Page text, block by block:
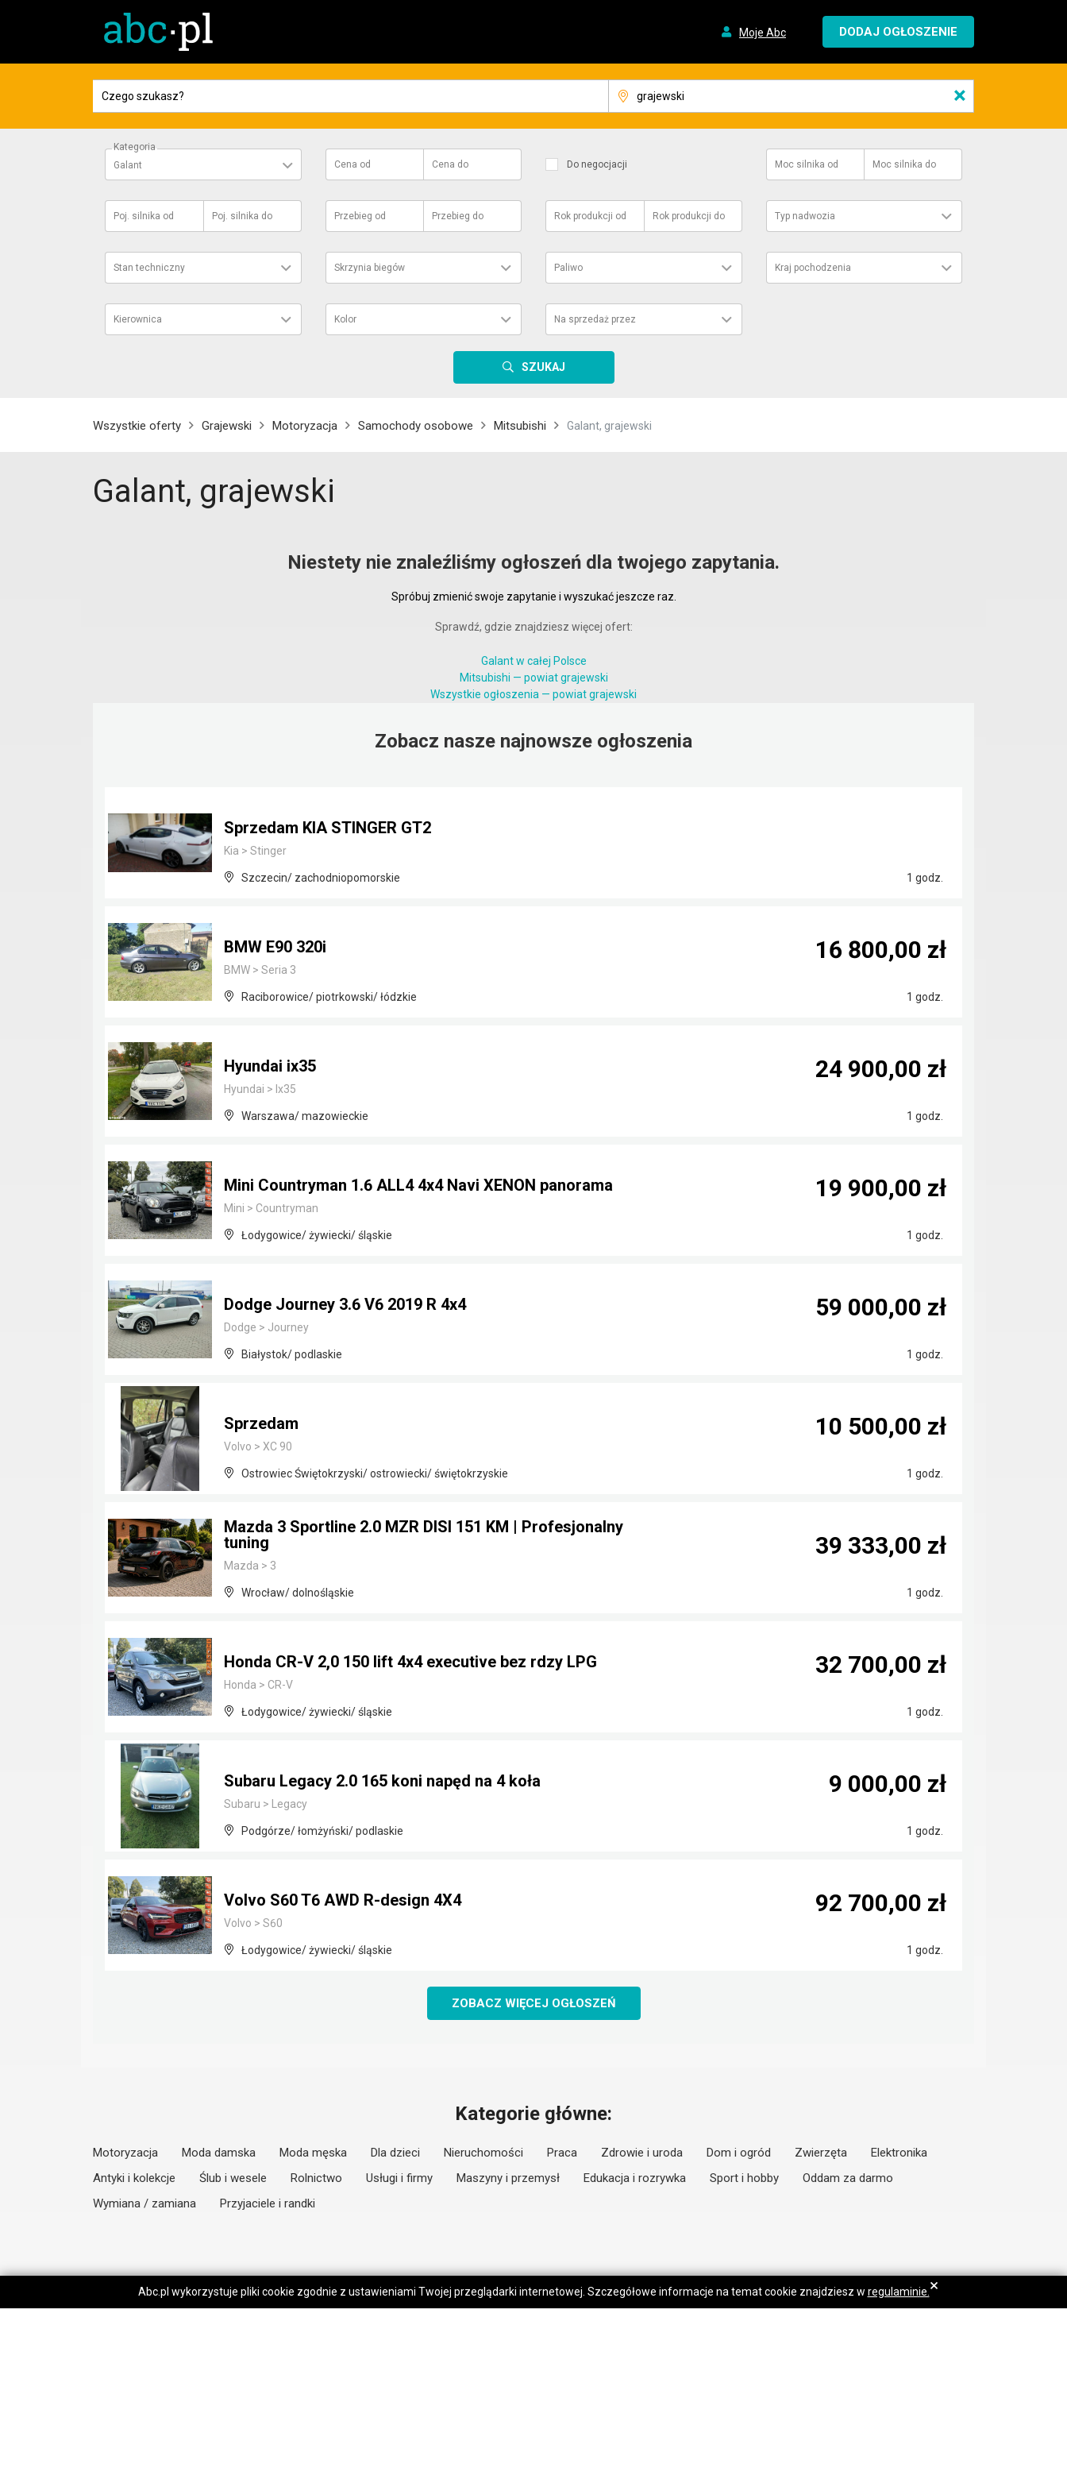
Moje Abc DODAJ OGŁOSZENIE
×
Kategoria
Galant
Cena od Cena do Do negocjacji Moc silnika od Moc silnika do
Poj. silnika od Poj. silnika do Przebieg od Przebieg do Rok produkcji od Rok produkcji do Typ nadwozia
Stan techniczny Skrzynia biegów Paliwo Kraj pochodzenia
Kierownica Kolor Na sprzedaż przez
SZUKAJ
Wszystkie oferty Grajewski Motoryzacja Samochody osobowe Mitsubishi Galant, grajewski
Galant, grajewski
Niestety nie znaleźliśmy ogłoszeń dla twojego zapytania.
Spróbuj zmienić swoje zapytanie i wyszukać jeszcze raz.
Sprawdź, gdzie znajdziesz więcej ofert:
Galant w całej Polsce
Mitsubishi — powiat grajewski
Wszystkie ogłoszenia — powiat grajewski
Zobacz nasze najnowsze ogłoszenia
Sprzedam KIA STINGER GT2
Kia > Stinger
Szczecin/ zachodniopomorskie 1 godz.
BMW E90 320i
BMW > Seria 3
Raciborowice/ piotrkowski/ łódzkie 1 godz.
16 800,00 zł
Hyundai ix35
Hyundai > Ix35
Warszawa/ mazowieckie 1 godz.
24 900,00 zł
Mini Countryman 1.6 ALL4 4x4 Navi XENON panorama
Mini > Countryman
Łodygowice/ żywiecki/ śląskie 1 godz.
19 900,00 zł
Dodge Journey 3.6 V6 2019 R 4x4
Dodge > Journey
Białystok/ podlaskie 1 godz.
59 000,00 zł
Sprzedam
Volvo > XC 90
Ostrowiec Świętokrzyski/ ostrowiecki/ świętokrzyskie 1 godz.
10 500,00 zł
Mazda 3 Sportline 2.0 MZR DISI 151 KM | Profesjonalny
tuning
Mazda > 3
Wrocław/ dolnośląskie 1 godz.
39 333,00 zł
Honda CR-V 2,0 150 lift 4x4 executive bez rdzy LPG
Honda > CR-V
Łodygowice/ żywiecki/ śląskie 1 godz.
32 700,00 zł
Subaru Legacy 2.0 165 koni napęd na 4 koła
Subaru > Legacy
Podgórze/ łomżyński/ podlaskie 1 godz.
9 000,00 zł
Volvo S60 T6 AWD R-design 4X4
Volvo > S60
Łodygowice/ żywiecki/ śląskie 1 godz.
92 700,00 zł
ZOBACZ WIĘCEJ OGŁOSZEŃ
Kategorie główne:
Motoryzacja Moda damska Moda męska Dla dzieci Nieruchomości Praca Zdrowie i uroda Dom i ogród Zwierzęta
Elektronika
Antyki i kolekcje
Ślub i wesele Rolnictwo Usługi i firmy Maszyny i przemysł Edukacja i rozrywka Sport i hobby
Oddam za darmo
Wymiana / zamiana
Przyjaciele i randki
Abc.pl wykorzystuje pliki cookie zgodnie z ustawieniami Twojej przeglądarki internetowej. Szczegółowe informacje na temat cookie znajdziesz w regulaminie. ×